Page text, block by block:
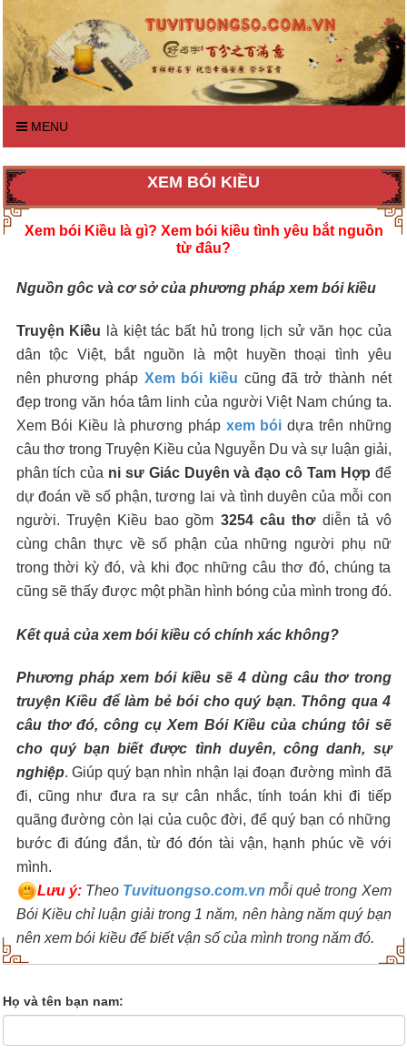
MENU
XEM BÓI KIỀU
Xem bói Kiều là gì? Xem bói kiều tình yêu bắt nguồn
từ đâu?
Nguồn gôc và cơ sở của phương pháp xem bói kiều
Truyện Kiều là kiệt tác bất hủ trong lịch sử văn học của
dân tộc Việt, bắt nguồn là một huyền thoại tình yêu
nên phương pháp Xem bói kiều cũng đã trở thành nét
đẹp trong văn hóa tâm linh của người Việt Nam chúng ta.
Xem Bói Kiều là phương pháp xem bói dựa trên những
câu thơ trong Truyện Kiều của Nguyễn Du và sự luận giải,
phân tích của ni sư Giác Duyên và đạo cô Tam Hợp để
dự đoán về số phận, tương lai và tình duyên của mỗi con
người. Truyện Kiều bao gồm 3254 câu thơdiễn tả vô
cùng chân thực về số phận của những người phụ nữ
trong thời kỳ đó, và khi đọc những câu thơ đó, chúng ta
cũng sẽ thấy được một phần hình bóng của mình trong đó.
Kết quả của xem bói kiều có chính xác không?
Phương pháp xem bói kiều sẽ 4 dùng câu thơ trong
truyện Kiều để làm bẻ bói cho quý bạn. Thông qua 4
câu thơ đó, công cụ Xem Bói Kiều của chúng tôi sẽ
cho quý bạn biết được tình duyên, công danh, sự
nghiệp. Giúp quý bạn nhìn nhận lại đoạn đường mình đã
đi, cũng như đưa ra sự cân nhắc, tính toán khi đi tiếp
quãng đường còn lại của cuộc đời, để quý bạn có những
bước đi đúng đắn, từ đó đón tài vận, hạnh phúc về với
mình.
Lưu ý:Theo Tuvituongso.com.vn mỗi quẻ trong Xem
Bói Kiều chỉ luận giải trong 1 năm, nên hàng năm quý bạn
nên xem bói kiều để biết vận số của mình trong năm đó.
Họ và tên bạn nam: